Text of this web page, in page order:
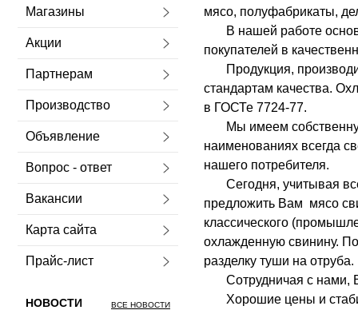
Магазины
Акции
Партнерам
Производство
Объявление
Вопрос - ответ
Вакансии
Карта сайта
Прайс-лист
ВСЕ НОВОСТИ
НОВОСТИ
мясо, полуфабрикаты,
В нашей работе
покупателей в
Продукция,
стандартам качества.
в ГОСТе 7724-77.
Мы имеем собственную
наименованиях всегда
нашего потребителя.
Сегодня, учитывая все
предложить Вам мясо
классического
охлажденную свинину.
разделку туши на отруба.
Сотрудничая с нами,
Хорошие цены и